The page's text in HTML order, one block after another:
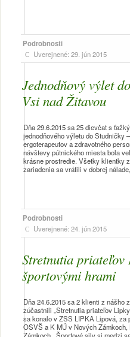
Podrobnosti
Uverejnené: 29. jún 2015
Jednodňový výlet
Vsi nad Žitavou
Dňa 29.6.2015 sa 25 dievčat s
jednodňového výletu do Studničky
ergoterapeutov a zdravotného
návštevy pútnického miesta bola
krásne prostredie. Všetky klientky
zariadenia sa vrátili v dobrej
Podrobnosti
Uverejnené: 24. jún 2015
Stretnutia priateľov
športovými hrami
Dňa 24.6.2015 sa 2 klienti z nášho
zúčastnili „Stretnutia priateľov
sa konalo v ZSS LIPKA Lipová, za
OSVŠ a K MÚ v Nových
Zámkoch.. Športové sily si medzi